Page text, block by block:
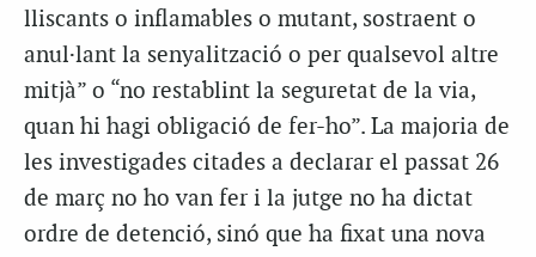
lliscants o inflamables o mutant, sostraent o
anul·lant la senyalització o per qualsevol altre
mitjà” o “no restablint la seguretat de la via,
quan hi hagi obligació de fer-ho”. La majoria de
les investigades citades a declarar el passat 26
de març no ho van fer i la jutge no ha dictat
ordre de detenció, sinó que ha fixat una nova